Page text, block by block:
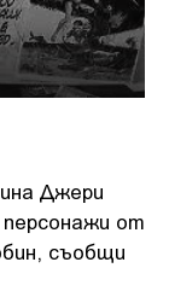
Джери
от
съобщи